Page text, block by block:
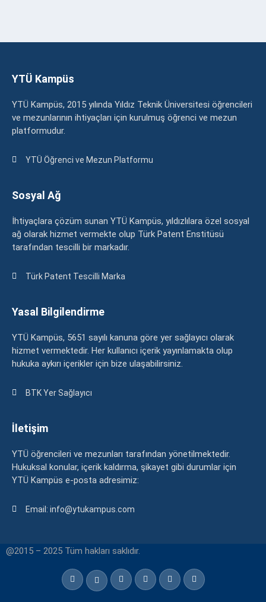
YTÜ Kampüs
YTÜ Kampüs, 2015 yılında Yıldız Teknik Üniversitesi öğrencileri
ve mezunlarının ihtiyaçları için kurulmuş öğrenci ve mezun
platformudur.
YTÜ Öğrenci ve Mezun Platformu
Sosyal Ağ
İhtiyaçlara çözüm sunan YTÜ Kampüs, yıldızlılara özel sosyal
ağ olarak hizmet vermekte olup Türk Patent Enstitüsü
tarafından tescilli bir markadır.
Türk Patent Tescilli Marka
Yasal Bilgilendirme
YTÜ Kampüs, 5651 sayılı kanuna göre yer sağlayıcı olarak
hizmet vermektedir. Her kullanıcı içerik yayınlamakta olup
hukuka aykırı içerikler için bize ulaşabilirsiniz.
BTK Yer Sağlayıcı
İletişim
YTÜ öğrencileri ve mezunları tarafından yönetilmektedir.
Hukuksal konular, içerik kaldırma, şikayet gibi durumlar için
YTÜ Kampüs e-posta adresimiz:
Email: info@ytukampus.com
@2015 – 2025 Tüm hakları saklıdır.